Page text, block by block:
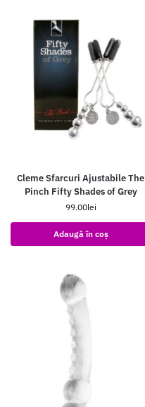
Cleme Sfarcuri Ajustabile The
Pinch Fifty Shades of Grey
99.00lei
Adaugă în coș